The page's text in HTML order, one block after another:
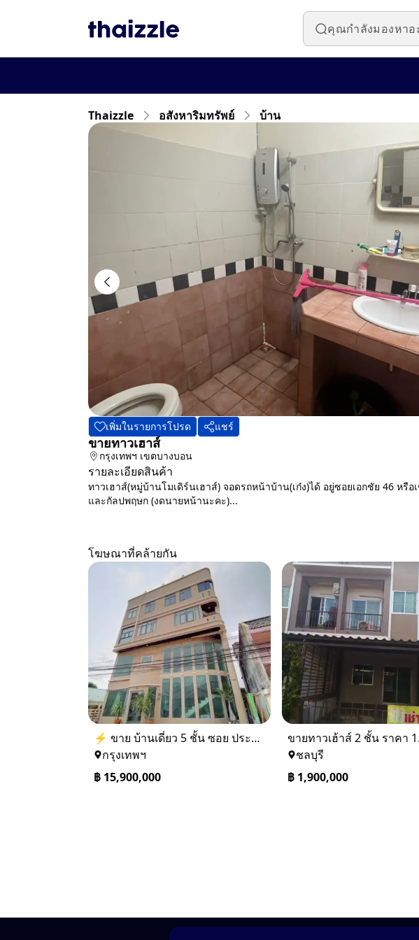
Thaizzle อสังหาริมทรัพย์ บ้าน
เพิ่มในรายการโปรด แชร์
ขายทาวเฮาส์
กรุงเทพฯ เขตบางบอน
รายละเอียดสินค้า
ทาวเฮาส์(หมู่บ้านโมเดิร์นเฮาส์) จอดรถหน้าบ้าน(เก๋ง)ได้ อยู่ซอยเอกชัย 46 ห
และกัลปพฤษก (งดนายหน้านะคะ)...
โฆษณาที่คล้ายกัน
⚡ ขาย บ้านเดี่ยว 5 ชั้น ซอย ประชาชื่น 14 ใกล้ BTS
กรุงเทพฯ
฿ 15,900,000
ชลบุรี
฿ 1,900,000